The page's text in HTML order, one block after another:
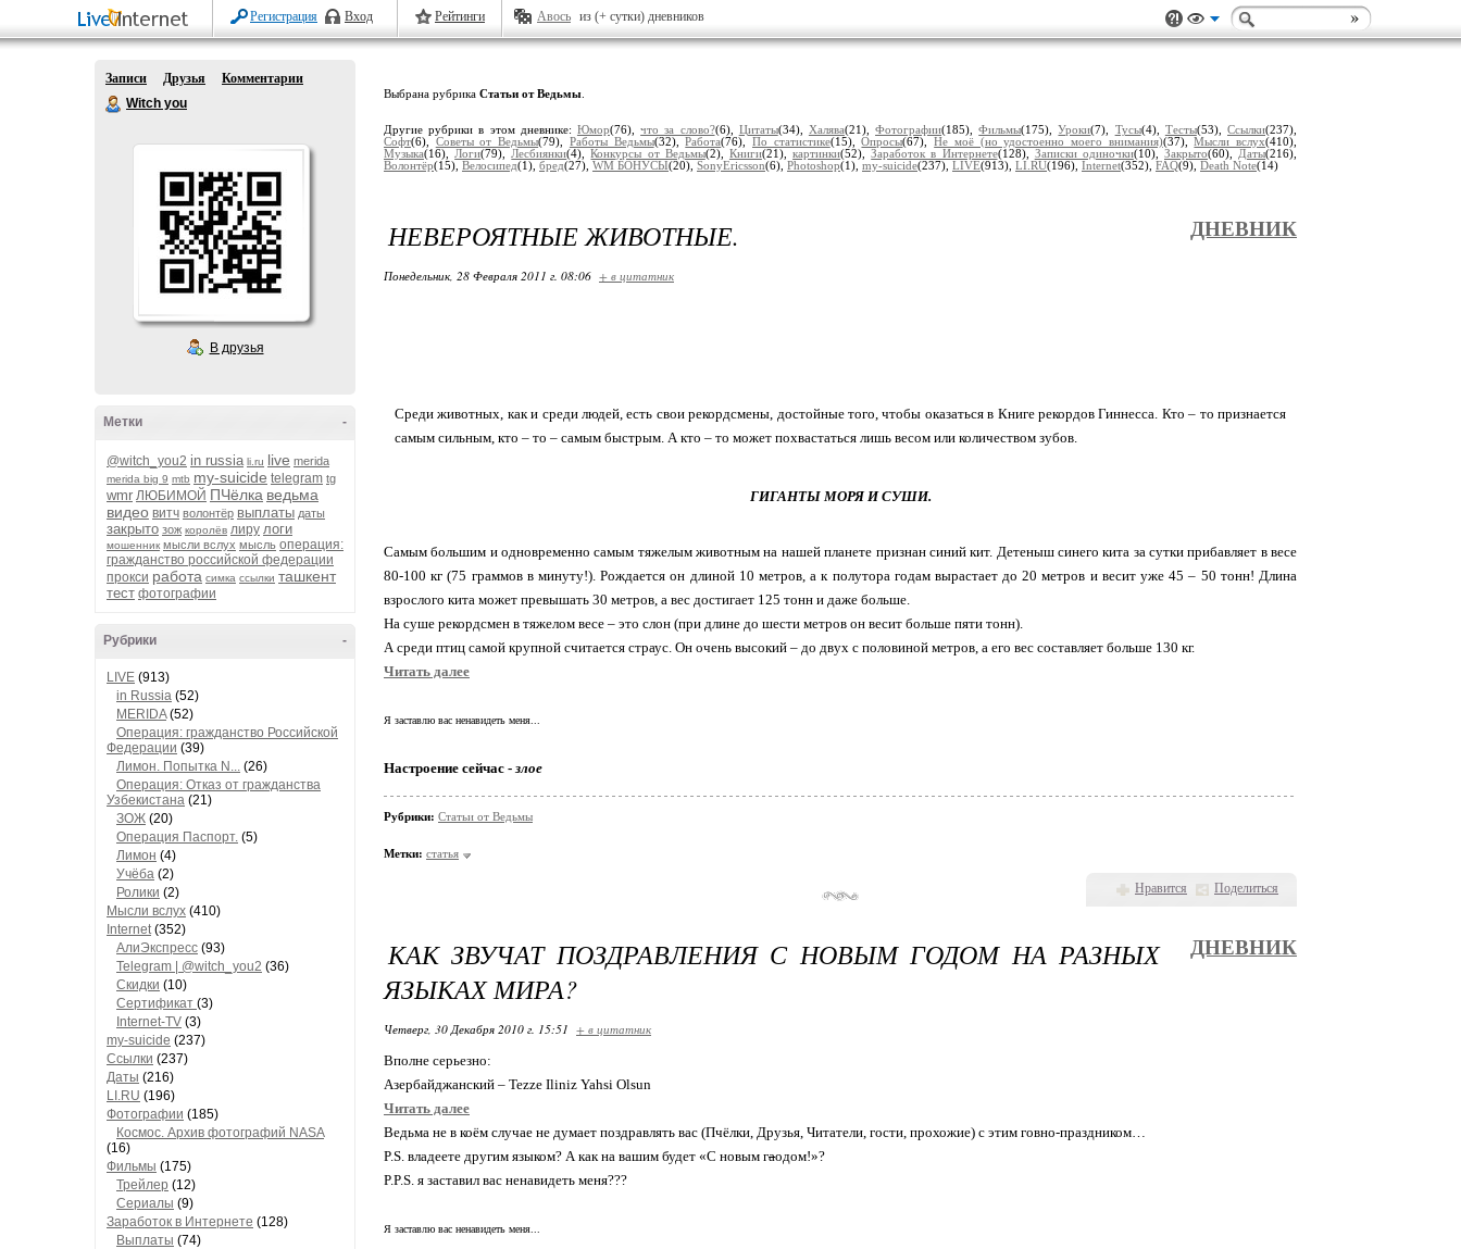
Регистрация Вход Рейтинги Авось из (+ сутки) дневников
Записи Друзья
Комментарии
Witch you
В друзья
-
Метки
@witch_you2 in russia li.ru live merida
merida big 9 mtb my-suicide telegram tg
wmr ЛЮБИМОЙ ПЧёлка ведьма
видео витч волонтёр выплаты даты
закрыто зож королёв лиру логи
мошенник мысли вслух мысль операция:
гражданство российской федерации
прокси работа симка ссылки ташкент
тест фотографии
-
Рубрики
LIVE (913)
in Russia (52)
MERIDA(52)
Операция: гражданство Российской
Федерации (39)
Лимон. Попытка N... (26)
Операция: Отказ от гражданства
Узбекистана (21)
ЗОЖ (20)
Операция Паспорт. (5)
Лимон (4)
Учёба (2)
Ролики (2)
Мысли вслух (410)
Internet(352)
АлиЭкспресс (93)
Telegram | @witch_you2 (36)
Скидки (10)
Сертификат (3)
Internet-TV (3)
my-suicide (237)
Ссылки (237)
Даты (216)
LI.RU (196)
Фотографии (185)
Космос. Архив фотографий NASA
(16)
Фильмы (175)
Трейлер (12)
Сериалы (9)
Заработок в Интернете (128)
Выплаты (74)
Выбрана рубрика Статьи от Ведьмы
Другие рубрики в этом дневнике: Юмор(76),что за слово?(6), Цитаты(34), Халява(21),Фотографии(185),Фильмы(175),Уроки(7), Тусы(4), Тесты(53), Ссылки(237),
Софт(6), Советы от Ведьмы(79), Работы Ведьмы(32),Работа(76),По статистике(15),Опросы(67),Не моё (но удостоенно моего внимания)(37),Мысли вслух(410),
Музыка(16), Логи(79), Лесбиянки(4),Конкурсы от Ведьмы(2), Книги(21),картинки(52),Заработок в Интернете(128), Записки одиночки(10), Закрыто(60), Даты(216),
Волонтёр(15), Велосипед(1), бред(27), WM БОНУСЫ(20), SonyEricsson(6), Photoshop(1), my-suicide(237), LIVE(913), LI.RU(196), Internet(352), FAQ(9), Death Note(14)
Нравится Поделиться
НЕВЕРОЯТНЫЕ ЖИВОТНЫЕ. ДНЕВНИК
Понедельник, 28 Февраля 2011 г. 08:06 + в цитатник
Среди животных, как и среди людей, есть свои рекордсмены, достойные того, чтобы оказаться в Книге рекордов Гиннесса. Кто – то признается
самым сильным, кто – то – самым быстрым. А кто – то может похвастаться лишь весом или количеством зубов.
ГИГАНТЫ МОРЯ И СУШИ.
Самым большим и одновременно самым тяжелым животным на нашей планете признан синий кит. Детеныш синего кита за сутки прибавляет в весе
80-100 кг (75 граммов в минуту!). Рождается он длиной 10 метров, а к полутора годам вырастает до 20 метров и весит уже 45 – 50 тонн! Длина
взрослого кита может превышать 30 метров, а вес достигает 125 тонн и даже больше.
На суше рекордсмен в тяжелом весе – это слон (при длине до шести метров он весит больше пяти тонн).
А среди птиц самой крупной считается страус. Он очень высокий – до двух с половиной метров, а его вес составляет больше 130 кг.
Читать далее
Я заставлю вас ненавидеть меня...
Настроение сейчас -злое
Рубрики: Статьи от Ведьмы
Метки: статья
КАК ЗВУЧАТ ПОЗДРАВЛЕНИЯ С НОВЫМ ГОДОМ НА РАЗНЫХ
ЯЗЫКАХ МИРА?
ДНЕВНИК
Четверг, 30 Декабря 2010 г. 15:51 + в цитатник
Вполне серьезно:
Азербайджанский – Tezze Iliniz Yahsi Olsun
Читать далее
Ведьма не в коём случае не думает поздравлять вас (Пчёлки, Друзья, Читатели, гости, прохожие) с этим говно-праздником…
P.S. владеете другим языком? А как на вашим будет «С новым гаодом!»?
P.P.S. я заставил вас ненавидеть меня???
Я заставлю вас ненавидеть меня...